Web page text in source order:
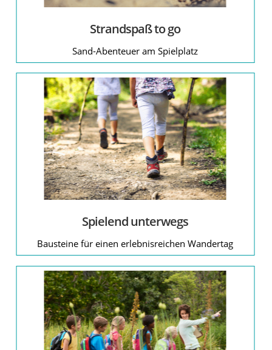
Strandspaß to go
Sand-Abenteuer am Spielplatz
Spielend unterwegs
Bausteine für einen erlebnisreichen Wandertag